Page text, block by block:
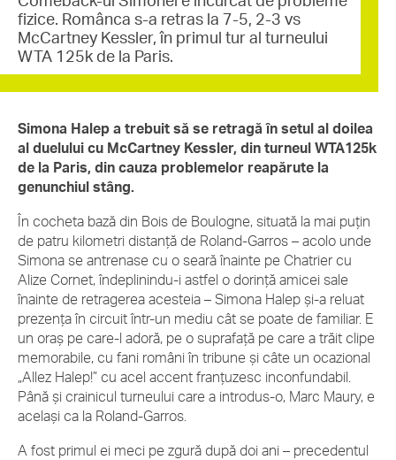
fizice. Românca s-a retras la 7-5, 2-3 vs
McCartney Kessler, în primul tur al turneului
WTA 125k de la Paris.
Simona Halep a trebuit să se retragă în setul al doilea
al duelului cu McCartney Kessler, din turneul WTA125k
de la Paris, din cauza problemelor reapărute la
genunchiul stâng.
În cocheta bază din Bois de Boulogne, situată la mai puțin
de patru kilometri distanță de Roland-Garros – acolo unde
Simona se antrenase cu o seară înainte pe Chatrier cu
Alize Cornet, îndeplinindu-i astfel o dorință amicei sale
înainte de retragerea acesteia – Simona Halep și-a reluat
prezența în circuit într-un mediu cât se poate de familiar. E
un oraș pe care-l adoră, pe o suprafață pe care a trăit clipe
memorabile, cu fani români în tribune și câte un ocazional
„Allez Halep!” cu acel accent franțuzesc inconfundabil.
Până și crainicul turneului care a introdus-o, Marc Maury, e
același ca la Roland-Garros.
A fost primul ei meci pe zgură după doi ani – precedentul